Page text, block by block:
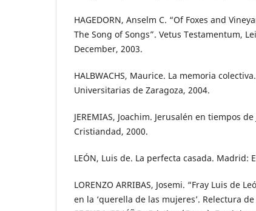
HAGEDORN, Anselm C. “Of Foxes and
The Song of Songs”. Vetus Testamentum,
December, 2003.
HALBWACHS, Maurice. La memoria
Universitarias de Zaragoza, 2004.
JEREMIAS, Joachim. Jerusalén en tiempos
Cristiandad, 2000.
LEÓN, Luis de. La perfecta casada. Madrid:
LORENZO ARRIBAS, Josemi. “Fray Luis de
en la ‘querella de las mujeres’. Relectura